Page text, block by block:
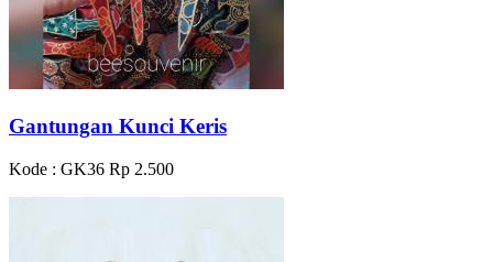
Gantungan Kunci Keris
Kode : GK36 Rp 2.500